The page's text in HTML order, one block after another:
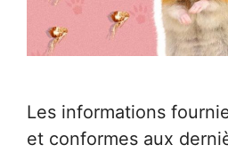
Les informations
et conformes aux